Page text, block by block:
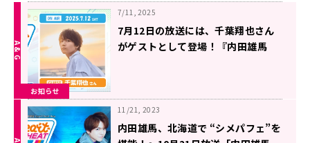
お知らせ
7/11, 2025
7月12日の放送には、千葉翔也さん
がゲストとして登場！『内田雄馬
11/21, 2023
内田雄馬、北海道で “シメパフェ”を